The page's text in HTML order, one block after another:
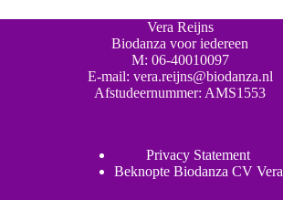
Vera Reijns
Biodanza voor iedereen
M: 06-40010097
E-mail: vera.reijns@biodanza.nl
Afstudeernummer: AMS1553
Privacy Statement
Beknopte Biodanza CV Vera